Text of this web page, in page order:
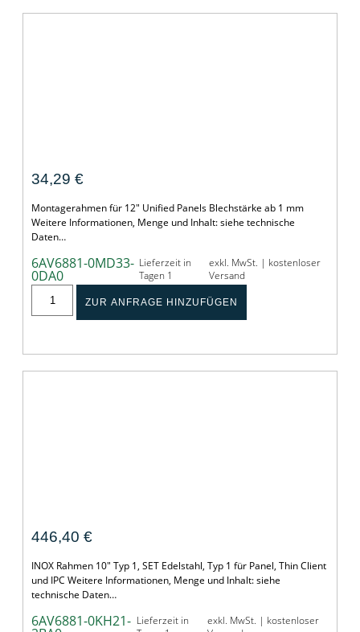
34,29 €
Montagerahmen für 12" Unified Panels Blechstärke ab 1 mm
Weitere Informationen, Menge und Inhalt: siehe technische
Daten…
6AV6881-0MD33-
0DA0
Lieferzeit in
Tagen 1
exkl. MwSt. | kostenloser
Versand
ZUR ANFRAGE HINZUFÜGEN
446,40 €
INOX Rahmen 10" Typ 1, SET Edelstahl, Typ 1 für Panel, Thin Client
und IPC Weitere Informationen, Menge und Inhalt: siehe
technische Daten…
6AV6881-0KH21- Lieferzeit in
exkl. MwSt. | kostenloser